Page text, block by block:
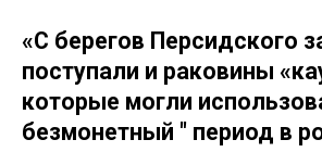
«С берегов Персидского
поступали и раковины
которые могли
безмонетный " период в